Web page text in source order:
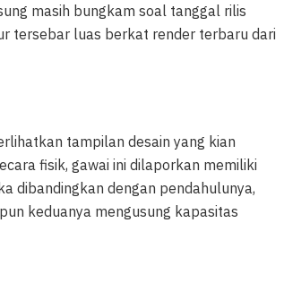
masih bungkam soal tanggal rilis
tersebar luas berkat render terbaru dari
tampilan desain yang kian
fisik, gawai ini dilaporkan memiliki
dibandingkan dengan pendahulunya,
keduanya mengusung kapasitas